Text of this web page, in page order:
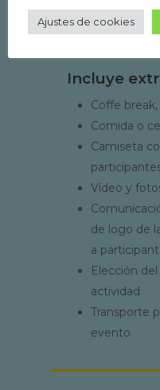
Incluye
Coffe
Comida o
Camiseta
Vídeo y
de logo de
a
Elección
actividad
Transporte
evento
Ajustes de cookies